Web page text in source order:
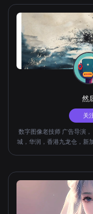
然
关
数字图像老技师 广告导演
城，华润，香港九龙仓，新